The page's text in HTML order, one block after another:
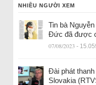
NHIỀU NGƯỜI XEM
Tin bà
Đức đã được
07/08/2023 -
Đài phát
Slovakia